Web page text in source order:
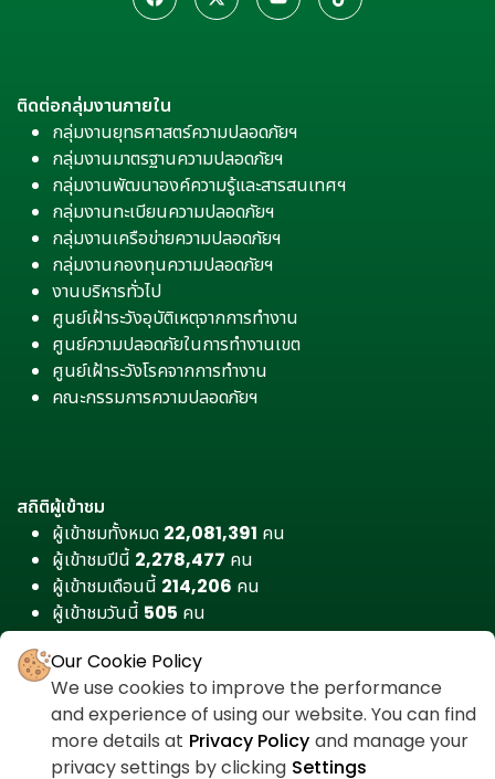
ติดต่อกลุ่มงานภายใน
กลุ่มงานยุทธศาสตร์ความปลอดภัยฯ
กลุ่มงานมาตรฐานความปลอดภัยฯ
กลุ่มงานพัฒนาองค์ความรู้และสารสนเทศฯ
กลุ่มงานทะเบียนความปลอดภัยฯ
กลุ่มงานเครือข่ายความปลอดภัยฯ
กลุ่มงานกองทุนความปลอดภัยฯ
งานบริหารทั่วไป
ศูนย์เฝ้าระวังอุบัติเหตุจากการทำงาน
ศูนย์ความปลอดภัยในการทำงานเขต
ศูนย์เฝ้าระวังโรคจากการทำงาน
คณะกรรมการความปลอดภัยฯ
สถิติผู้เข้าชม
ผู้เข้าชมทั้งหมด 22,081,391 คน
ผู้เข้าชมปีนี้ 2,278,477 คน
ผู้เข้าชมเดือนนี้ 214,206 คน
ผู้เข้าชมวันนี้ 505 คน
Our Cookie Policy
We use cookies to improve the performance
and experience of using our website. You can find
more details at Privacy Policy and manage your
privacy settings by clicking Settings